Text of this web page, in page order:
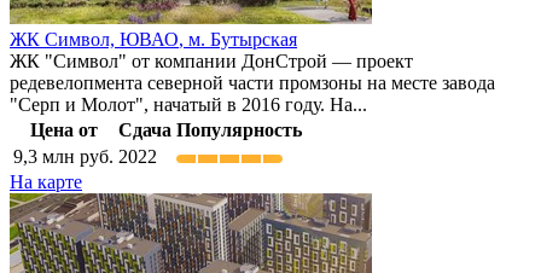
ЖК Символ, ЮВАО, м. Бутырская
ЖК "Символ" от компании ДонСтрой — проект
редевелопмента северной части промзоны на месте завода
"Серп и Молот", начатый в 2016 году. На...
Цена от
Сдача Популярность
9,3 млн руб. 2022
На карте